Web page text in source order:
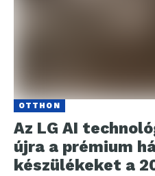
OTTHON
Az LG AI
újra a prémium
készülékeket a